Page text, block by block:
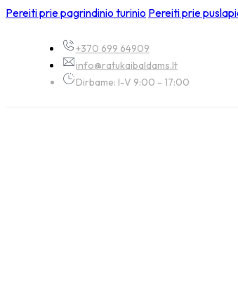
Pereiti prie pagrindinio turinio Pereiti prie
+370 699 64909
info@ratukaibaldams.lt
Dirbame: I-V 9:00 - 17:00